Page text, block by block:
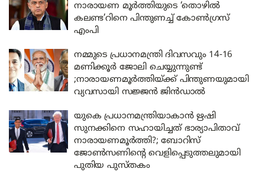
നാരായണ മൂർത്തിയു​ടെ ‘തൊഴിൽ
കലണ്ട’റിനെ പിന്തുണച്ച് കോൺഗ്രസ്
എംപി
നമ്മുടെ പ്രധാനമന്ത്രി ദിവസവും 14-16
മണിക്കൂർ ജോലി ചെയ്യുന്നുണ്ട്
;നാരായണമൂർത്തിയ്ക്ക് പിന്തുണയുമായി
വ്യവസായി സജ്ജൻ ജിൻഡാൽ
യുകെ പ്രധാനമന്ത്രിയാകാൻ ഋഷി
സുനക്കിനെ സഹായിച്ചത് ഭാര്യാപിതാവ്
നാരായണമൂർത്തി?; ബോറിസ്
ജോൺസണിന്റെ വെളിപ്പെടുത്തലുമായി
പുതിയ പുസ്തകം